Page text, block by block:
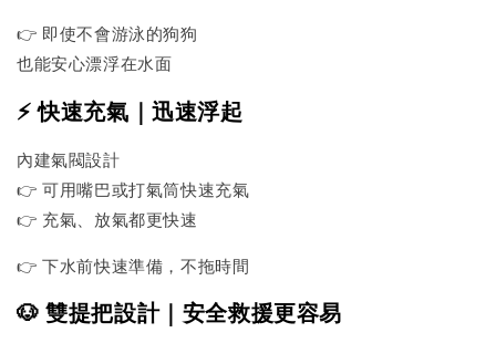
👉 即使不會游泳的狗狗
也能安心漂浮在水面
⚡ 快速充氣｜迅速浮起
內建氣閥設計
👉 可用嘴巴或打氣筒快速充氣
👉 充氣、放氣都更快速
👉 下水前快速準備，不拖時間
🐶 雙提把設計｜安全救援更容易